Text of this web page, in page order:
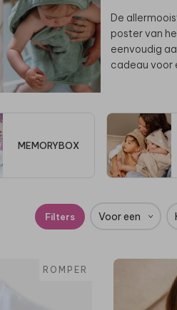
De
poster van
eenvoudig
cadeau voor
MEMORYBOX
Filters Voor een
ROMPER